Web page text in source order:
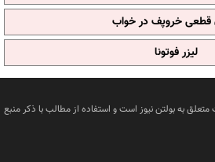
قطعی خروپف در خواب
لیزر فوتونا
به بولتن نیوز است و استفاده از مطالب با ذکر منبع